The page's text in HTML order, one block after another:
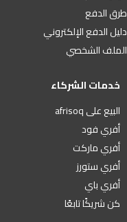
طرق الدفع
دليل الدفع الإلكتروني
الملف الشخصي
خدمات الشركاء
البيع على afrisoq
أفري فود
أفري ماركت
أفري ستورز
أفري باي
كن شريكًا تابعًا